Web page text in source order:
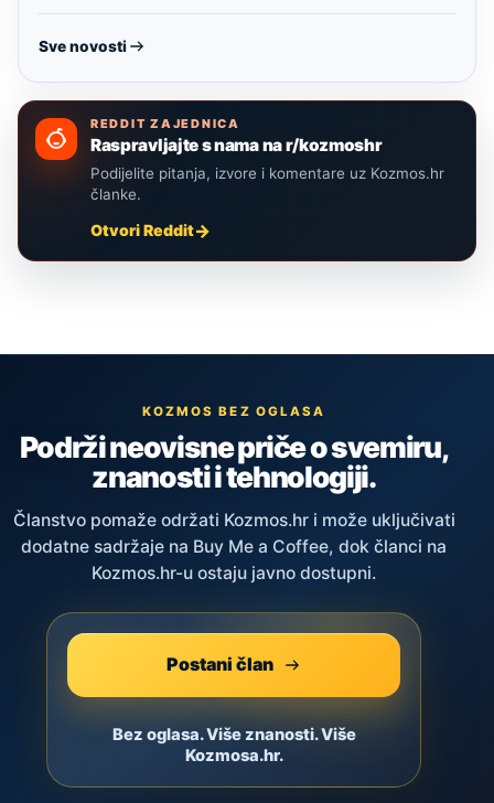
Sve novosti
REDDIT ZAJEDNICA
Raspravljajte s nama na r/kozmoshr
Podijelite pitanja, izvore i komentare uz Kozmos.hr
članke.
Otvori Reddit
KOZMOS BEZ OGLASA
Podrži neovisne priče o svemiru,
znanosti i tehnologiji.
Članstvo pomaže održati Kozmos.hr i može uključivati
dodatne sadržaje na Buy Me a Coffee, dok članci na
Kozmos.hr-u ostaju javno dostupni.
Postani član
Bez oglasa. Više znanosti. Više
Kozmosa.hr.